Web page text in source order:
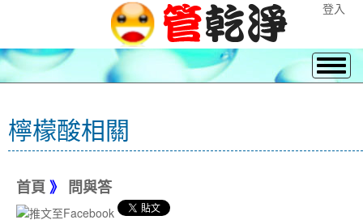
登入
檸檬酸相關
首頁 》 問與答